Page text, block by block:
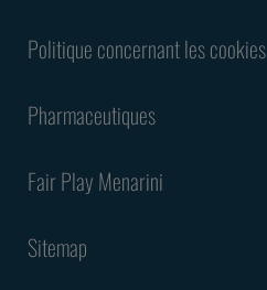
Politique concernant les cookies
Pharmaceutiques
Fair Play Menarini
Sitemap